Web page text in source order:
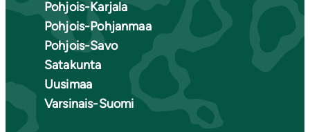
Pohjois-Karjala
Pohjois-Pohjanmaa
Pohjois-Savo
Satakunta
Uusimaa
Varsinais-Suomi